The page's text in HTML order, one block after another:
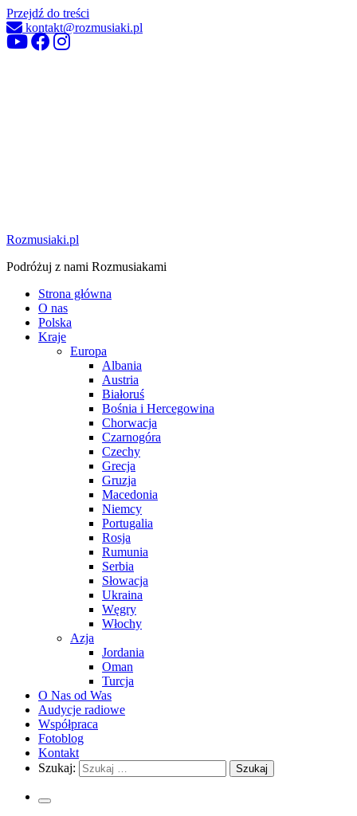
Przejdź do treści
kontakt@rozmusiaki.pl
Rozmusiaki.pl
Podróżuj z nami Rozmusiakami
Strona główna
O nas
Polska
Kraje
Europa
Albania
Austria
Białoruś
Bośnia i Hercegowina
Chorwacja
Czarnogóra
Czechy
Grecja
Gruzja
Macedonia
Niemcy
Portugalia
Rosja
Rumunia
Serbia
Słowacja
Ukraina
Węgry
Włochy
Azja
Jordania
Oman
Turcja
O Nas od Was
Audycje radiowe
Współpraca
Fotoblog
Kontakt
Szukaj: